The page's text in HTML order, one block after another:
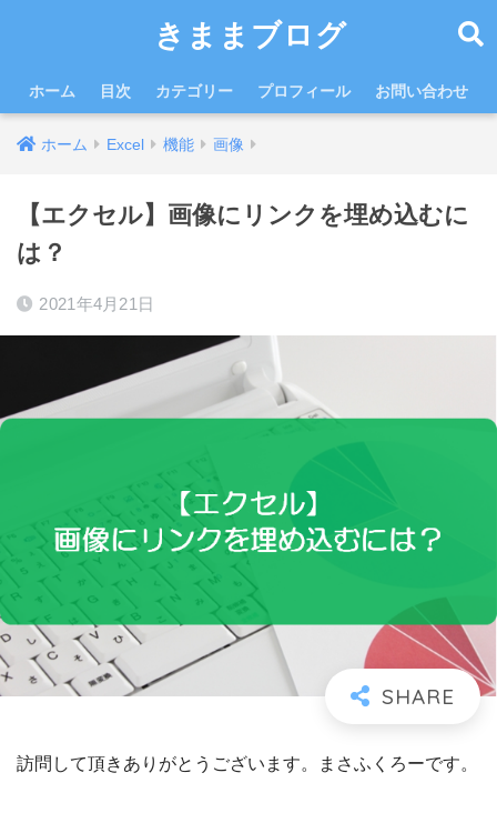
きままブログ
ホーム 目次 カテゴリー プロフィール お問い合わせ
ホーム Excel 機能 画像
【エクセル】画像にリンクを埋め込むに
は？
2021年4月21日
訪問して頂きありがとうございます。まさふくろーです。